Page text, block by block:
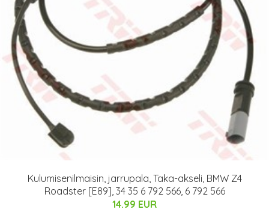
Kulumisenilmaisin, jarrupala, Taka-akseli, BMW Z4
Roadster [E89], 34 35 6 792 566, 6 792 566
14.99 EUR